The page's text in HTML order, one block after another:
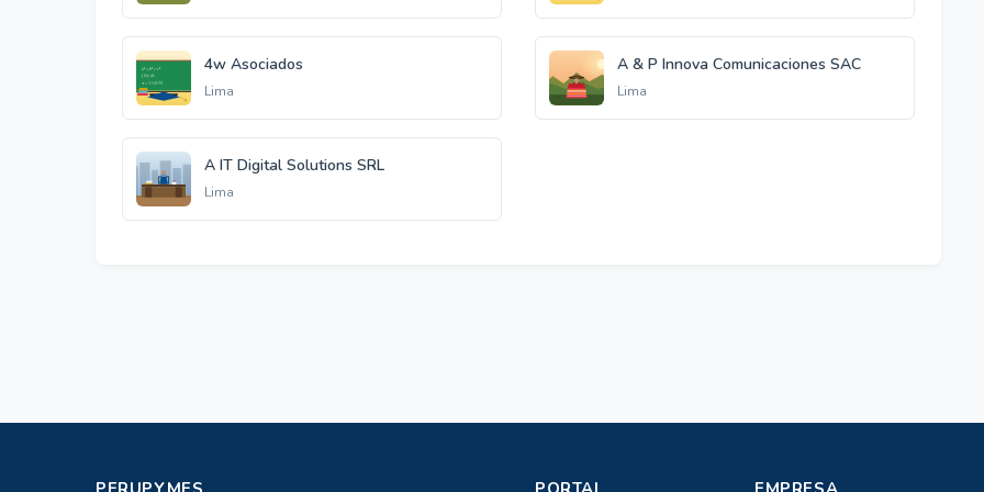
4w Asociados
Lima
A & P Innova Comunicaciones SAC
Lima
A IT Digital Solutions SRL
Lima